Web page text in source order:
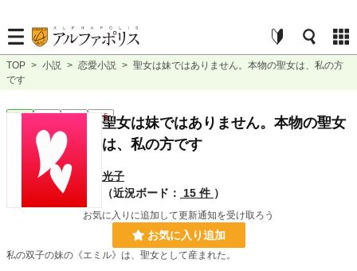
TOP > 小説 > 恋愛小説 > 聖女は妹ではありません。本物の聖女は、私の方
です
恋愛 完結 短編 R15聖女は妹ではありません。本物の聖女
は、私の方です
光子
（近況ボード：
15 件 ）
お気に入りに追加して更新通知を受け取ろう
お気に入り追加
私の双子の妹の《エミル》は、聖女として産まれた。